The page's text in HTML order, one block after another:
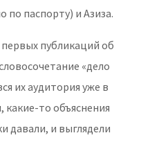
паспорту) и Азиза.
публикаций об
«дело
их аудитория уже в
какие-то объяснения
давали, и выглядели